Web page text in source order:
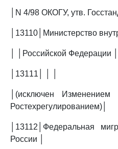
│N 4/98 ОКОГУ, утв.
│13110│Министерство
│ │Российской Федерации │
│13111│ │ │
│(исключен
Ростехрегулированием)│
│13112│Федеральная
России │